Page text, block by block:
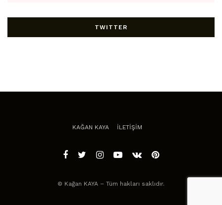
TWITTER
KAĞAN KAYA İLETİŞİM
© Kağan KAYA – Tüm hakları saklıdır.